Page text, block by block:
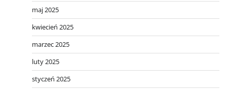
maj 2025
kwiecień 2025
marzec 2025
luty 2025
styczeń 2025